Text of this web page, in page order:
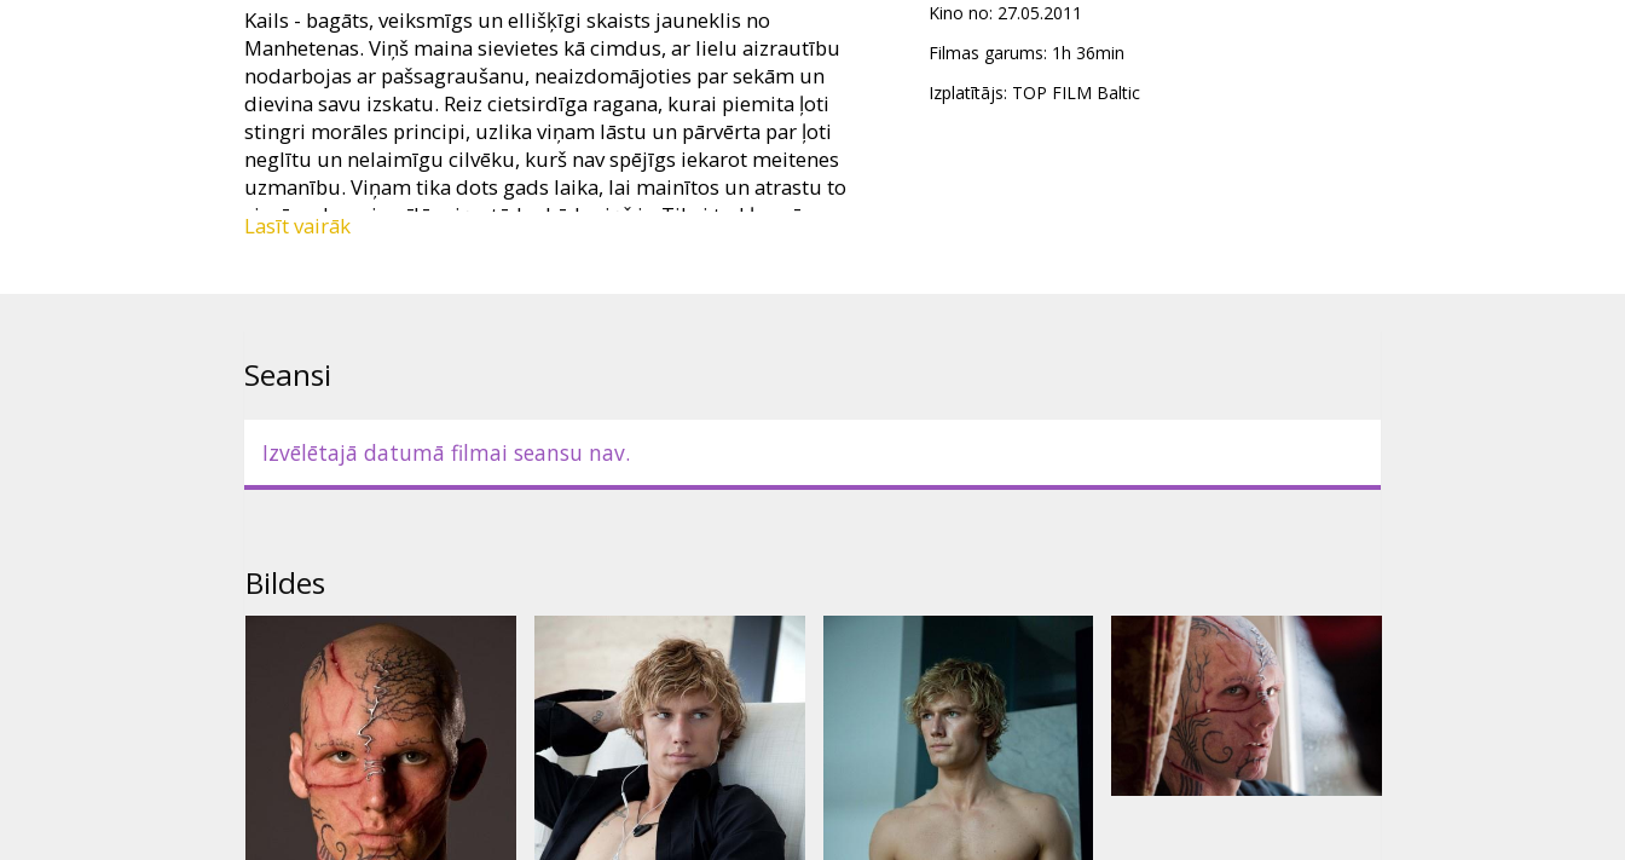
Kails - bagāts, veiksmīgs un ellišķīgi skaists jauneklis no
Manhetenas. Viņš maina sievietes kā cimdus, ar lielu aizrautību
nodarbojas ar pašsagraušanu, neaizdomājoties par sekām un
dievina savu izskatu. Reiz cietsirdīga ragana, kurai piemita ļoti
stingri morāles principi, uzlika viņam lāstu un pārvērta par ļoti
neglītu un nelaimīgu cilvēku, kurš nav spējīgs iekarot meitenes
uzmanību. Viņam tika dots gads laika, lai mainītos un atrastu to
vienīgo, kura iemīlēs viņu tādu, kāds viņš ir. Tikai tad ļaunā
burvestība beigsies, un viss atgriezīsies savās vietās.
Lasīt vairāk
Kino no: 27.05.2011
Filmas garums: 1h 36min
Izplatītājs: TOP FILM Baltic
Seansi
Izvēlētajā datumā filmai seansu nav.
Bildes